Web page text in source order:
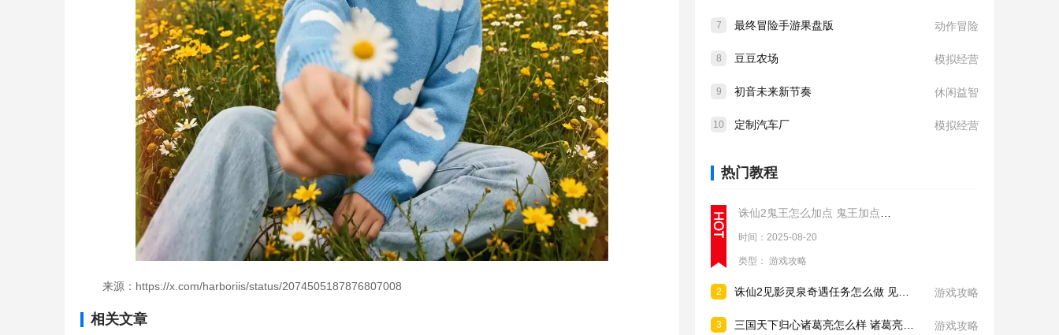
7 最终冒险手游果盘版 动作冒险
8 豆豆农场 模拟经营
9 初音未来新节奏 休闲益智
10 定制汽车厂 模拟经营
热门教程
时间：2025-08-20
类型： 游戏攻略
2 游戏攻略
3 游戏攻略
来源：https://x.com/harboriis/status/2074505187876807008
相关文章